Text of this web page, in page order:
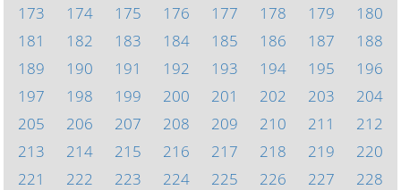
173
174 175 176 177 178 179
180
181
182 183 184 185 186 187
188
189
190 191 192 193 194 195
196
197
198 199 200 201 202 203
204
205
206 207 208 209 210 211
212
213
214 215 216 217 218 219
220
221
222 223 224 225 226 227
228